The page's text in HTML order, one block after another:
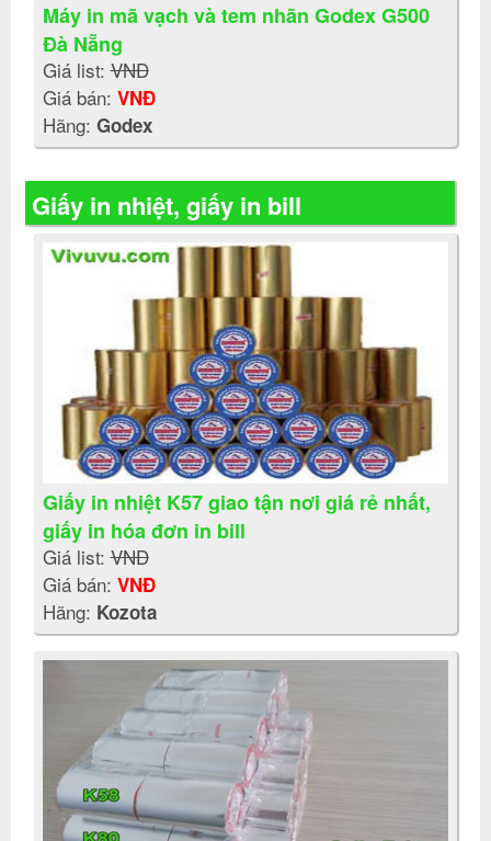
Máy in mã vạch và tem nhãn Godex G500
Đà Nẵng
Giá list:VNĐ
Giá bán: VNĐ
Hãng: Godex
Giấy in nhiệt, giấy in bill
Giấy in nhiệt K57 giao tận nơi giá rẻ nhất,
giấy in hóa đơn in bill
Giá list:VNĐ
Giá bán: VNĐ
Hãng: Kozota